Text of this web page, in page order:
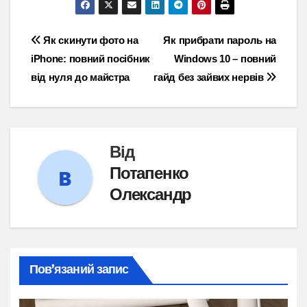
Навігація
записів
Як прибрати пароль на
Windows 10 – повний
гайд без зайвих нервів
Як скинути фото на
iPhone: повний посібник
від нуля до майстра
Від
Потапенко
Олександр
Пов’язаний запис